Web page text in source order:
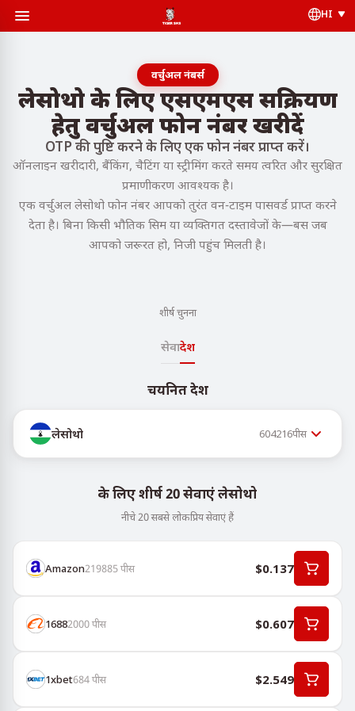
HI
वर्चुअल नंबर्स
लेसोथो के लिए एसएमएस सक्रियण
हेतु वर्चुअल फोन नंबर खरीदें
OTP की पुष्टि करने के लिए एक फोन नंबर प्राप्त करें।
ऑनलाइन खरीदारी, बैंकिंग, चैटिंग या स्ट्रीमिंग करते समय त्वरित और सुरक्षित
प्रमाणीकरण आवश्यक है।
एक वर्चुअल लेसोथो फोन नंबर आपको तुरंत वन-टाइम पासवर्ड प्राप्त करने
देता है। बिना किसी भौतिक सिम या व्यक्तिगत दस्तावेजों के—बस जब
आपको जरूरत हो, निजी पहुंच मिलती है।
शीर्ष चुनना
सेवादेश
चयनित देश
लेसोथो 604216पीस
के लिए शीर्ष 20 सेवाएं लेसोथो
नीचे 20 सबसे लोकप्रिय सेवाएं हैं
Amazon219885पीस $0.137
16882000पीस $0.607
1хbet684पीस $2.549